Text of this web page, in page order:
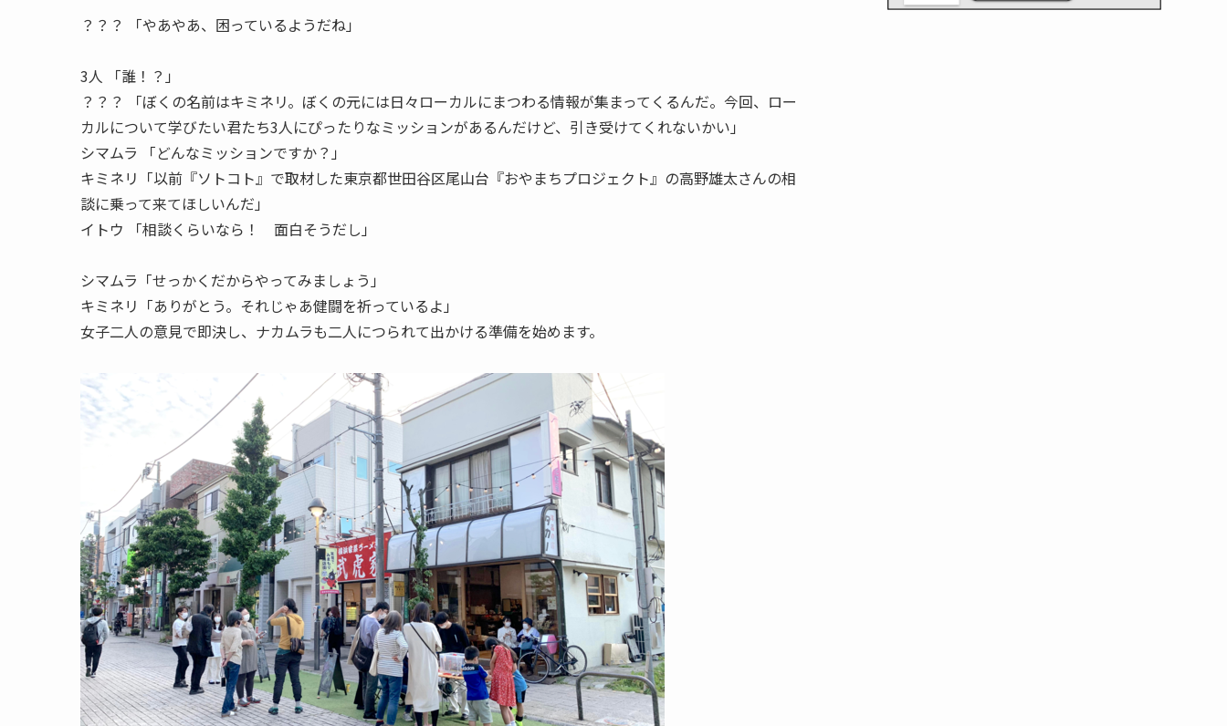
？？？ 「やあやあ、困っているようだね」
3人
「誰！？」
？？？
「ぼくの名前はキミネリ。ぼくの元には日々ローカルにまつわる情報が集まってくるんだ。今回、ロー
カルについて学びたい君たち3人にぴったりなミッションがあるんだけど、引き受けてくれないかい」
シマムラ
「どんなミッションですか？」
キミネリ 「以前『ソトコト』で取材した東京都世田谷区尾山台『おやまちプロジェクト』の高野雄太さんの相
談に乗って来てほしいんだ」
イトウ
「相談くらいなら！ 面白そうだし」
シマムラ 「せっかくだからやってみましょう」
キミネリ 「ありがとう。それじゃあ健闘を祈っているよ」
女子二人の意見で即決し、ナカムラも二人につられて出かける準備を始めます。